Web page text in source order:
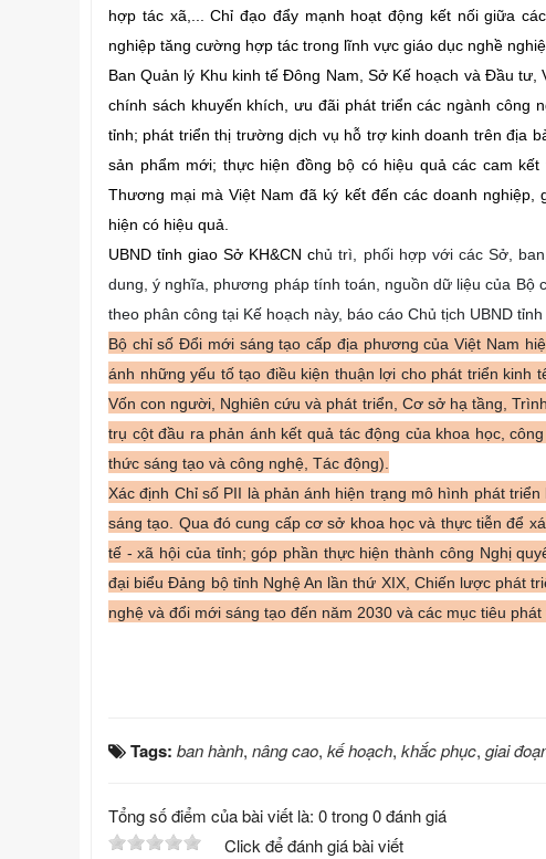
hợp tác xã,... Chỉ đạo đẩy mạnh hoạt động kết nối giữa
nghiệp tăng cường hợp tác trong lĩnh vực giáo dục nghề
Ban Quản lý Khu kinh tế Đông Nam, Sở Kế hoạch và Đầu
chính sách khuyến khích, ưu đãi phát triển các ngành công
tỉnh; phát triển thị trường dịch vụ hỗ trợ kinh doanh trên địa
sản phẩm mới; thực hiện đồng bộ có hiệu quả các cam
Thương mại mà Việt Nam đã ký kết đến các doanh
hiện có hiệu quả.
UBND tỉnh giao Sở KH&CN chủ trì, phối hợp với các Sở,
dung, ý nghĩa, phương pháp tính toán, nguồn dữ liệu của Bộ
theo phân công tại Kế hoạch này, báo cáo Chủ tịch UBND
Bộ chỉ số Đổi mới sáng tạo cấp địa phương của Việt Nam
ánh những yếu tố tạo điều kiện thuận lợi cho phát triển kinh
Vốn con người, Nghiên cứu và phát triển, Cơ sở hạ tầng,
trụ cột đầu ra phản ánh kết quả tác động của khoa học,
thức sáng tạo và công nghệ, Tác động).
Xác định Chỉ số PII là phản ánh hiện trạng mô hình phát
sáng tạo. Qua đó cung cấp cơ sở khoa học và thực tiễn để
tế - xã hội của tỉnh; góp phần thực hiện thành công Nghị
đại biểu Đảng bộ tỉnh Nghệ An lần thứ XIX, Chiến lược phát
nghệ và đổi mới sáng tạo đến năm 2030 và các mục tiêu
Tags: ban hành, nâng cao, kế hoạch, khắc phục, giai
Tổng số điểm của bài viết là: 0 trong 0 đánh giá
Click để đánh giá bài viết